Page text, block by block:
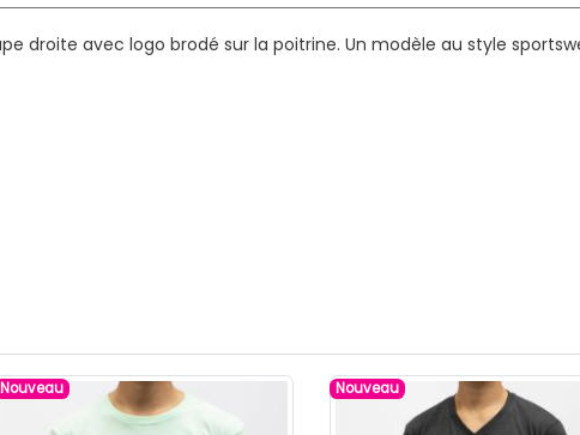
droite avec logo brodé sur la poitrine. Un modèle au style
Nouveau Nouveau